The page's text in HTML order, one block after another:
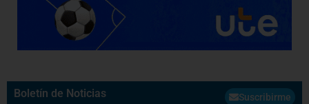
Boletín de Noticias Suscribirme